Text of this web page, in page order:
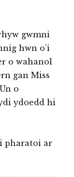
gwmni
hwn o’i
o wahanol
gan Miss
o
ydoedd hi
pharatoi ar